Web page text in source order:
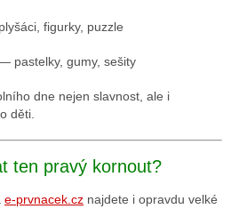
figurky, puzzle
pastelky, gumy, sešity
dne nejen slavnost, ale i
děti.
ten pravý kornout?
e-prvnacek.cz najdete i opravdu velké